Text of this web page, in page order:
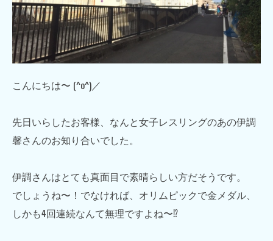
こんにちは〜 (^o^)／
先日いらしたお客様、なんと女子レスリングのあの伊調
馨さんのお知り合いでした。
伊調さんはとても真面目で素晴らしい方だそうです。
でしょうね〜！でなければ、オリムピックで金メダル、
しかも4回連続なんて無理ですよね〜⁉︎